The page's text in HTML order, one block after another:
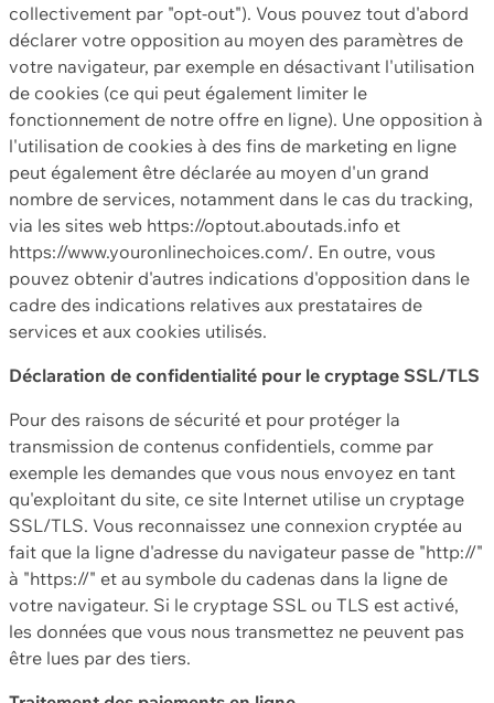
collectivement par "opt-out"). Vous pouvez tout d'abord
déclarer votre opposition au moyen des paramètres de
votre navigateur, par exemple en désactivant l'utilisation
de cookies (ce qui peut également limiter le
fonctionnement de notre offre en ligne). Une opposition à
l'utilisation de cookies à des fins de marketing en ligne
peut également être déclarée au moyen d'un grand
nombre de services, notamment dans le cas du tracking,
via les sites web https://optout.aboutads.info et
https://www.youronlinechoices.com/. En outre, vous
pouvez obtenir d'autres indications d'opposition dans le
cadre des indications relatives aux prestataires de
services et aux cookies utilisés.
Déclaration de confidentialité pour le cryptage SSL/TLS
Pour des raisons de sécurité et pour protéger la
transmission de contenus confidentiels, comme par
exemple les demandes que vous nous envoyez en tant
qu'exploitant du site, ce site Internet utilise un cryptage
SSL/TLS. Vous reconnaissez une connexion cryptée au
fait que la ligne d'adresse du navigateur passe de "http://"
à "https://" et au symbole du cadenas dans la ligne de
votre navigateur. Si le cryptage SSL ou TLS est activé,
les données que vous nous transmettez ne peuvent pas
être lues par des tiers.